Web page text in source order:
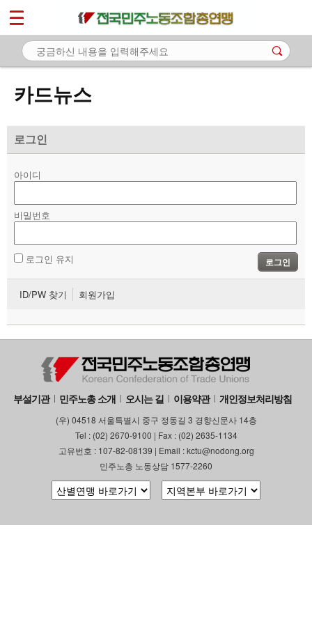
카드뉴스
로그인
아이디
비밀번호
로그인 유지 로그인
ID/PW 찾기 회원가입
부설기관 민주노총 소개 오시는 길 이용약관 개인정보처리방침
(우) 04518 서울특별시 중구 정동길 3 경향신문사 14층
Tel : (02) 2670-9100 | Fax : (02) 2635-1134
고유번호 : 107-82-08139 | Email : kctu@nodong.org
민주노총 노동상담 1577-2260
마이페이지
소개
노동상담
자료
- 미디어자료
- 카드뉴스
부설기관